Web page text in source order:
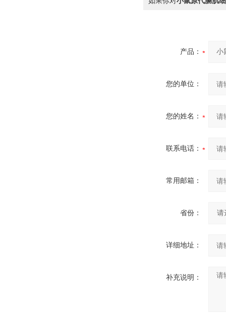
产品：
您的单位：
您的姓名：
联系电话：
常用邮箱：
省份：
详细地址：
补充说明：